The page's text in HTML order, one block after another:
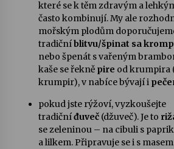
které se k těm zdravým a
často kombinují. My ale
mořským plodům
tradičníblitvu/špinat sa
nebo špenát s vařeným
kaše se řekně pire od krumpira
krumpir), v nabíce bývají i
pokud jste rýžoví, vyzkoušejte
tradičníđuveč(džuveč). Je to
se zeleninou – na cibuli s
a lilkem. Připravuje se i s